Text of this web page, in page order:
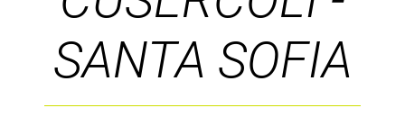
SANTA SOFIA